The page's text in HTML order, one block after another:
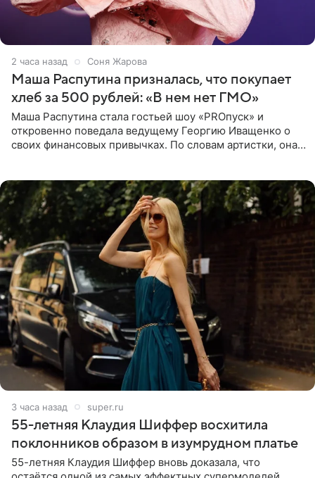
2 часа назад Соня Жарова
Маша Распутина призналась, что покупает
хлеб за 500 рублей: «В нем нет ГМО»
Маша Распутина стала гостьей шоу «PROпуск» и
откровенно поведала ведущему Георгию Иващенко о
своих финансовых привычках. По словам артистки, она
3 часа назад super.ru
55-летняя Клаудия Шиффер восхитила
поклонников образом в изумрудном платье
55-летняя Клаудия Шиффер вновь доказала, что